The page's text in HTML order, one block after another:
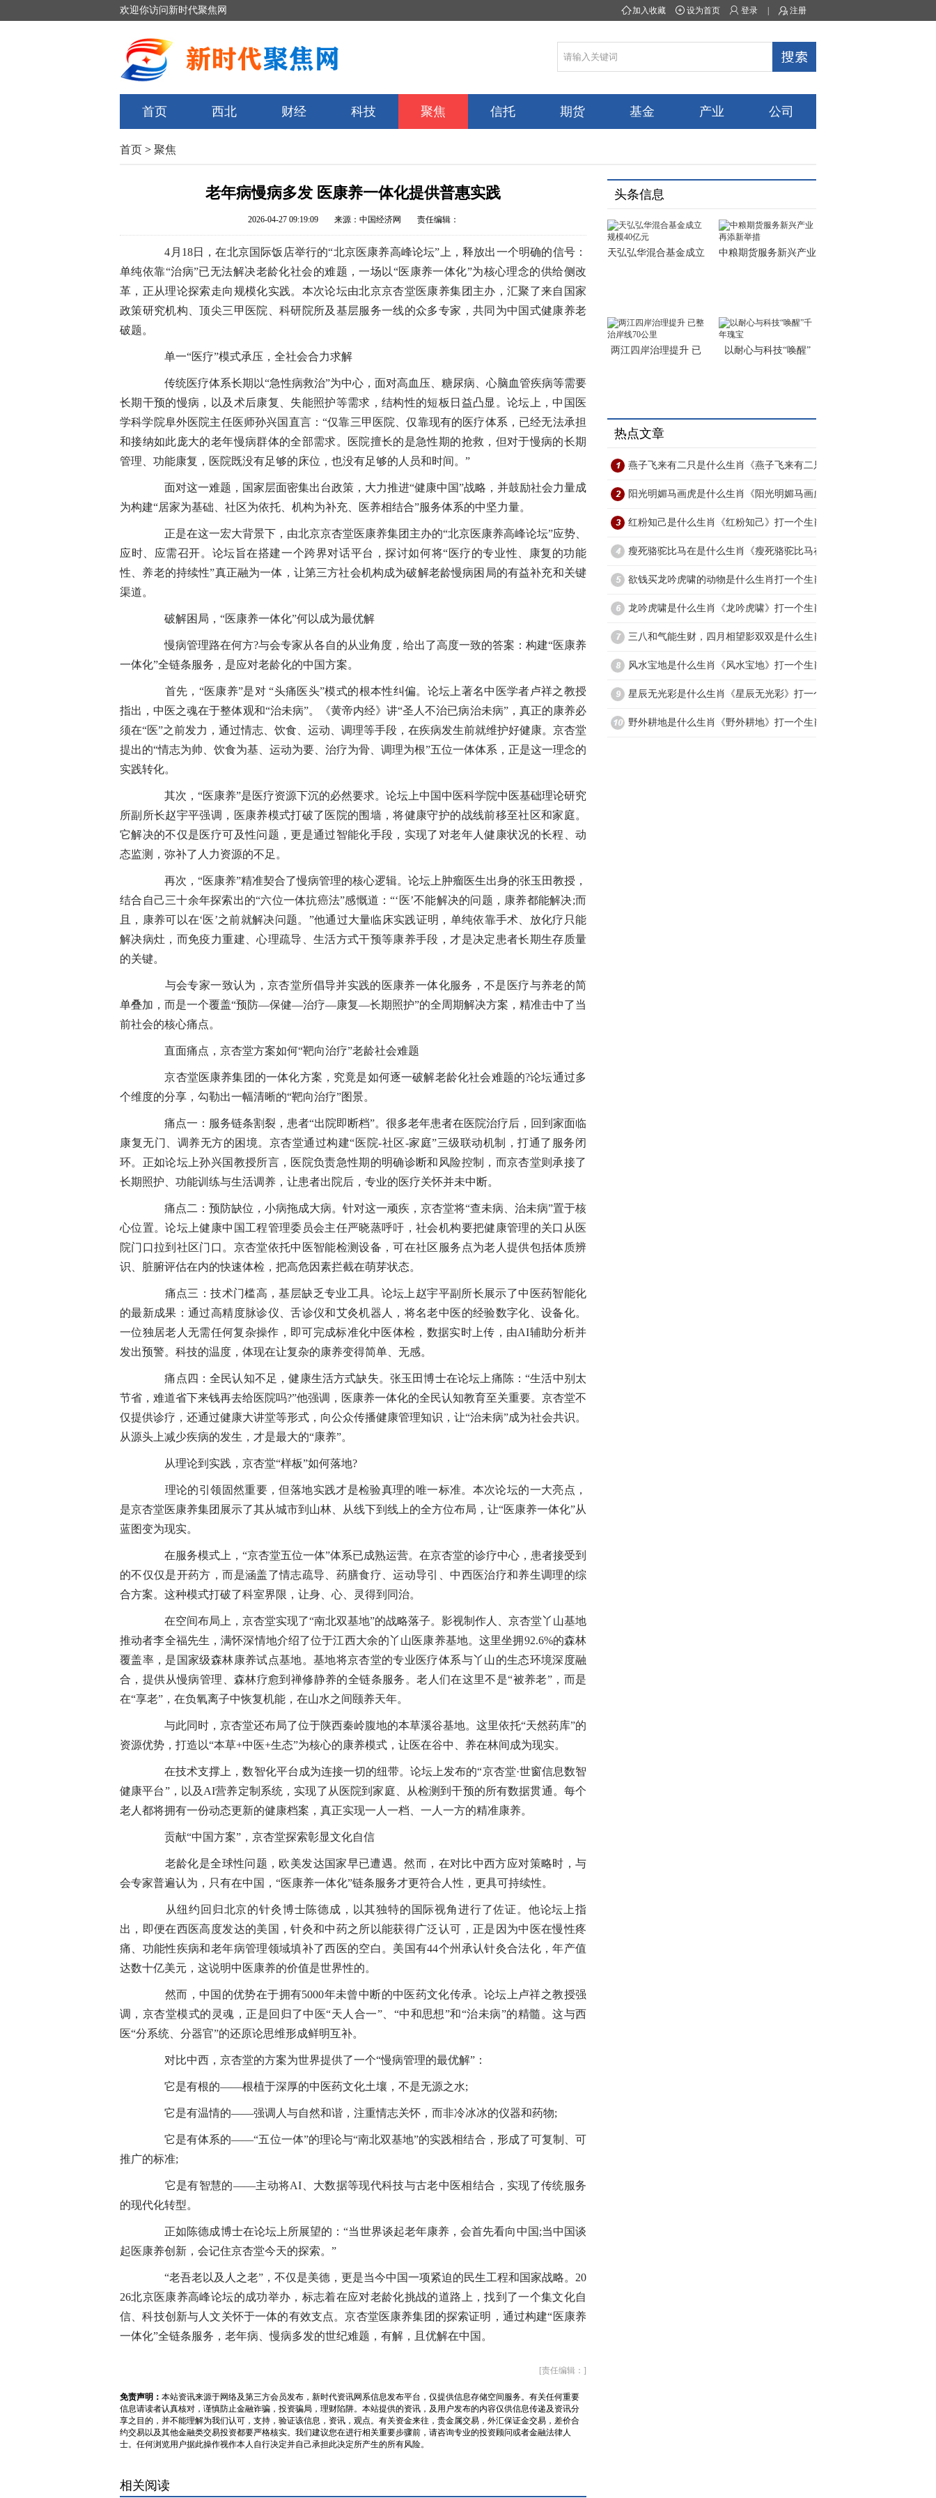
欢迎你访问新时代聚焦网 加入收藏 设为首页 登录 注册
首页 西北 财经 科技 聚焦 信托 期货 基金 产业 公司
首页 > 聚焦
老年病慢病多发 医康养一体化提供普惠实践
2026-04-27 09:19:09 来源：中国经济网 责任编辑：
4月18日，在北京国际饭店举行的“北京医康养高峰论坛”上，释放出一个明确的信号：
单纯依靠“治病”已无法解决老龄化社会的难题，一场以“医康养一体化”为核心理念的供给侧改
革，正从理论探索走向规模化实践。本次论坛由北京京杏堂医康养集团主办，汇聚了来自国家
政策研究机构、顶尖三甲医院、科研院所及基层服务一线的众多专家，共同为中国式健康养老
破题。
单一“医疗”模式承压，全社会合力求解
传统医疗体系长期以“急性病救治”为中心，面对高血压、糖尿病、心脑血管疾病等需要
长期干预的慢病，以及术后康复、失能照护等需求，结构性的短板日益凸显。论坛上，中国医
学科学院阜外医院主任医师孙兴国直言：“仅靠三甲医院、仅靠现有的医疗体系，已经无法承担
和接纳如此庞大的老年慢病群体的全部需求。医院擅长的是急性期的抢救，但对于慢病的长期
管理、功能康复，医院既没有足够的床位，也没有足够的人员和时间。”
面对这一难题，国家层面密集出台政策，大力推进“健康中国”战略，并鼓励社会力量成
为构建“居家为基础、社区为依托、机构为补充、医养相结合”服务体系的中坚力量。
正是在这一宏大背景下，由北京京杏堂医康养集团主办的“北京医康养高峰论坛”应势、
应时、应需召开。论坛旨在搭建一个跨界对话平台，探讨如何将“医疗的专业性、康复的功能
性、养老的持续性”真正融为一体，让第三方社会机构成为破解老龄慢病困局的有益补充和关键
渠道。
破解困局，“医康养一体化”何以成为最优解
慢病管理路在何方?与会专家从各自的从业角度，给出了高度一致的答案：构建“医康养
一体化”全链条服务，是应对老龄化的中国方案。
首先，“医康养”是对 “头痛医头”模式的根本性纠偏。论坛上著名中医学者卢祥之教授
指出，中医之魂在于整体观和“治未病”。《黄帝内经》讲“圣人不治已病治未病”，真正的康养必
须在“医”之前发力，通过情志、饮食、运动、调理等手段，在疾病发生前就维护好健康。京杏堂
提出的“情志为帅、饮食为基、运动为要、治疗为骨、调理为根”五位一体体系，正是这一理念的
实践转化。
其次，“医康养”是医疗资源下沉的必然要求。论坛上中国中医科学院中医基础理论研究
所副所长赵宇平强调，医康养模式打破了医院的围墙，将健康守护的战线前移至社区和家庭。
它解决的不仅是医疗可及性问题，更是通过智能化手段，实现了对老年人健康状况的长程、动
态监测，弥补了人力资源的不足。
再次，“医康养”精准契合了慢病管理的核心逻辑。论坛上肿瘤医生出身的张玉田教授，
结合自己三十余年探索出的“六位一体抗癌法”感慨道：“‘医’不能解决的问题，康养都能解决;而
且，康养可以在‘医’之前就解决问题。”他通过大量临床实践证明，单纯依靠手术、放化疗只能
解决病灶，而免疫力重建、心理疏导、生活方式干预等康养手段，才是决定患者长期生存质量
的关键。
与会专家一致认为，京杏堂所倡导并实践的医康养一体化服务，不是医疗与养老的简
单叠加，而是一个覆盖“预防—保健—治疗—康复—长期照护”的全周期解决方案，精准击中了当
前社会的核心痛点。
直面痛点，京杏堂方案如何“靶向治疗”老龄社会难题
京杏堂医康养集团的一体化方案，究竟是如何逐一破解老龄化社会难题的?论坛通过多
个维度的分享，勾勒出一幅清晰的“靶向治疗”图景。
痛点一：服务链条割裂，患者“出院即断档”。很多老年患者在医院治疗后，回到家面临
康复无门、调养无方的困境。京杏堂通过构建“医院-社区-家庭”三级联动机制，打通了服务闭
环。正如论坛上孙兴国教授所言，医院负责急性期的明确诊断和风险控制，而京杏堂则承接了
长期照护、功能训练与生活调养，让患者出院后，专业的医疗关怀并未中断。
痛点二：预防缺位，小病拖成大病。针对这一顽疾，京杏堂将“查未病、治未病”置于核
心位置。论坛上健康中国工程管理委员会主任严晓蒸呼吁，社会机构要把健康管理的关口从医
院门口拉到社区门口。京杏堂依托中医智能检测设备，可在社区服务点为老人提供包括体质辨
识、脏腑评估在内的快速体检，把高危因素拦截在萌芽状态。
痛点三：技术门槛高，基层缺乏专业工具。论坛上赵宇平副所长展示了中医药智能化
的最新成果：通过高精度脉诊仪、舌诊仪和艾灸机器人，将名老中医的经验数字化、设备化。
一位独居老人无需任何复杂操作，即可完成标准化中医体检，数据实时上传，由AI辅助分析并
发出预警。科技的温度，体现在让复杂的康养变得简单、无感。
痛点四：全民认知不足，健康生活方式缺失。张玉田博士在论坛上痛陈：“生活中别太
节省，难道省下来钱再去给医院吗?”他强调，医康养一体化的全民认知教育至关重要。京杏堂不
仅提供诊疗，还通过健康大讲堂等形式，向公众传播健康管理知识，让“治未病”成为社会共识。
从源头上减少疾病的发生，才是最大的“康养”。
从理论到实践，京杏堂“样板”如何落地?
理论的引领固然重要，但落地实践才是检验真理的唯一标准。本次论坛的一大亮点，
是京杏堂医康养集团展示了其从城市到山林、从线下到线上的全方位布局，让“医康养一体化”从
蓝图变为现实。
在服务模式上，“京杏堂五位一体”体系已成熟运营。在京杏堂的诊疗中心，患者接受到
的不仅仅是开药方，而是涵盖了情志疏导、药膳食疗、运动导引、中西医治疗和养生调理的综
合方案。这种模式打破了科室界限，让身、心、灵得到同治。
在空间布局上，京杏堂实现了“南北双基地”的战略落子。影视制作人、京杏堂丫山基地
推动者李全福先生，满怀深情地介绍了位于江西大余的丫山医康养基地。这里坐拥92.6%的森林
覆盖率，是国家级森林康养试点基地。基地将京杏堂的专业医疗体系与丫山的生态环境深度融
合，提供从慢病管理、森林疗愈到禅修静养的全链条服务。老人们在这里不是“被养老”，而是
在“享老”，在负氧离子中恢复机能，在山水之间颐养天年。
与此同时，京杏堂还布局了位于陕西秦岭腹地的本草溪谷基地。这里依托“天然药库”的
资源优势，打造以“本草+中医+生态”为核心的康养模式，让医在谷中、养在林间成为现实。
在技术支撑上，数智化平台成为连接一切的纽带。论坛上发布的“京杏堂·世窗信息数智
健康平台”，以及AI营养定制系统，实现了从医院到家庭、从检测到干预的所有数据贯通。每个
老人都将拥有一份动态更新的健康档案，真正实现一人一档、一人一方的精准康养。
贡献“中国方案”，京杏堂探索彰显文化自信
老龄化是全球性问题，欧美发达国家早已遭遇。然而，在对比中西方应对策略时，与
会专家普遍认为，只有在中国，“医康养一体化”链条服务才更符合人性，更具可持续性。
从纽约回归北京的针灸博士陈德成，以其独特的国际视角进行了佐证。他论坛上指
出，即便在西医高度发达的美国，针灸和中药之所以能获得广泛认可，正是因为中医在慢性疼
痛、功能性疾病和老年病管理领域填补了西医的空白。美国有44个州承认针灸合法化，年产值
达数十亿美元，这说明中医康养的价值是世界性的。
然而，中国的优势在于拥有5000年未曾中断的中医药文化传承。论坛上卢祥之教授强
调，京杏堂模式的灵魂，正是回归了中医“天人合一”、“中和思想”和“治未病”的精髓。这与西
医“分系统、分器官”的还原论思维形成鲜明互补。
对比中西，京杏堂的方案为世界提供了一个“慢病管理的最优解”：
它是有根的——根植于深厚的中医药文化土壤，不是无源之水;
它是有温情的——强调人与自然和谐，注重情志关怀，而非冷冰冰的仪器和药物;
它是有体系的——“五位一体”的理论与“南北双基地”的实践相结合，形成了可复制、可
推广的标准;
它是有智慧的——主动将AI、大数据等现代科技与古老中医相结合，实现了传统服务
的现代化转型。
正如陈德成博士在论坛上所展望的：“当世界谈起老年康养，会首先看向中国;当中国谈
起医康养创新，会记住京杏堂今天的探索。”
“老吾老以及人之老”，不仅是美德，更是当今中国一项紧迫的民生工程和国家战略。20
26北京医康养高峰论坛的成功举办，标志着在应对老龄化挑战的道路上，找到了一个集文化自
信、科技创新与人文关怀于一体的有效支点。京杏堂医康养集团的探索证明，通过构建“医康养
一体化”全链条服务，老年病、慢病多发的世纪难题，有解，且优解在中国。
[责任编辑：]
免责声明： 本站资讯来源于网络及第三方会员发布，新时代资讯网系信息发布平台，仅提供信息存储空间服务。有关任何重要
信息请读者认真核对，谨慎防止金融诈骗，投资骗局，理财陷阱。本站提供的资讯，及用户发布的内容仅供信息传递及资讯分
享之目的，并不能理解为我们认可，支持，验证该信息，资讯，观点。有关资金来往，贵金属交易，外汇保证金交易，差价合
约交易以及其他金融类交易投资都要严格核实。我们建议您在进行相关重要步骤前，请咨询专业的投资顾问或者金融法律人
士。任何浏览用户据此操作视作本人自行决定并自己承担此决定所产生的所有风险。
相关阅读
头条信息
天弘弘华混合基金成立 中粮期货服务新兴产业
两江四岸治理提升 已 以耐心与科技“唤醒”
热点文章
燕子飞来有二只是什么生肖《燕子飞来有二只》
阳光明媚马画虎是什么生肖《阳光明媚马画虎》
红粉知己是什么生肖《红粉知己》打一个生肖动
瘦死骆驼比马在是什么生肖《瘦死骆驼比马在》
欲钱买龙吟虎啸的动物是什么生肖打一个生肖动
龙吟虎啸是什么生肖《龙吟虎啸》打一个生肖动
三八和气能生财，四月相望影双双是什么生肖打一
风水宝地是什么生肖《风水宝地》打一个生肖动
星辰无光彩是什么生肖《星辰无光彩》打一个生
野外耕地是什么生肖《野外耕地》打一个生肖动